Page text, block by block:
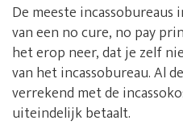
De meeste incassobureaus
van een no cure, no pay
het erop neer, dat je zelf
van het incassobureau. Al
verrekend met de
uiteindelijk betaalt.